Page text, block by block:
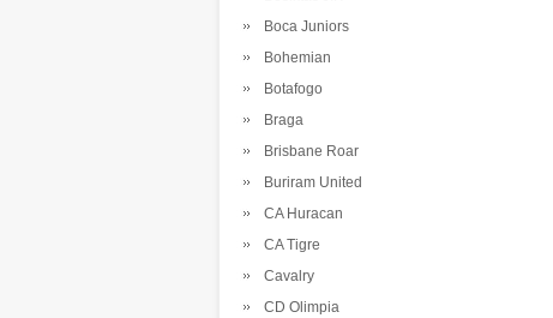
Boca Juniors
Bohemian
Botafogo
Braga
Brisbane Roar
Buriram United
CA Huracan
CA Tigre
Cavalry
CD Olimpia